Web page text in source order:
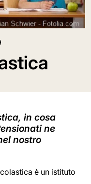
in cosa
ne
nostro
è un istituto